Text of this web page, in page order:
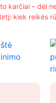
karčiai – dėl
kiek reikės